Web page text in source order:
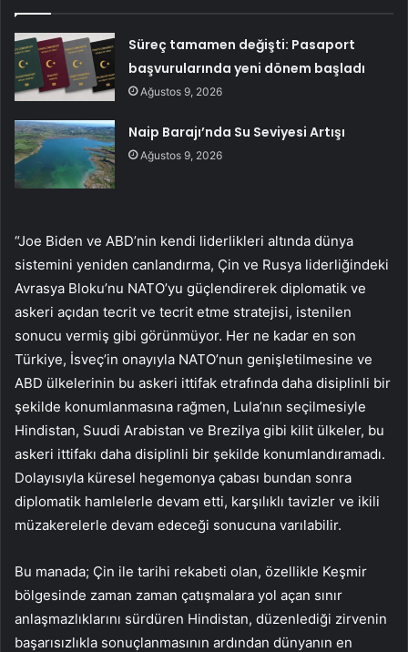
Süreç tamamen değişti: Pasaport
başvurularında yeni dönem başladı
Ağustos 9, 2026
Naip Barajı’nda Su Seviyesi Artışı
Ağustos 9, 2026
“Joe Biden ve ABD’nin kendi liderlikleri altında dünya
sistemini yeniden canlandırma, Çin ve Rusya liderliğindeki
Avrasya Bloku’nu NATO’yu güçlendirerek diplomatik ve
askeri açıdan tecrit ve tecrit etme stratejisi, istenilen
sonucu vermiş gibi görünmüyor. Her ne kadar en son
Türkiye, İsveç’in onayıyla NATO’nun genişletilmesine ve
ABD ülkelerinin bu askeri ittifak etrafında daha disiplinli bir
şekilde konumlanmasına rağmen, Lula’nın seçilmesiyle
Hindistan, Suudi Arabistan ve Brezilya gibi kilit ülkeler, bu
askeri ittifakı daha disiplinli bir şekilde konumlandıramadı.
Dolayısıyla küresel hegemonya çabası bundan sonra
diplomatik hamlelerle devam etti, karşılıklı tavizler ve ikili
müzakerelerle devam edeceği sonucuna varılabilir.
Bu manada; Çin ile tarihi rekabeti olan, özellikle Keşmir
bölgesinde zaman zaman çatışmalara yol açan sınır
anlaşmazlıklarını sürdüren Hindistan, düzenlediği zirvenin
başarısızlıkla sonuçlanmasının ardından dünyanın en